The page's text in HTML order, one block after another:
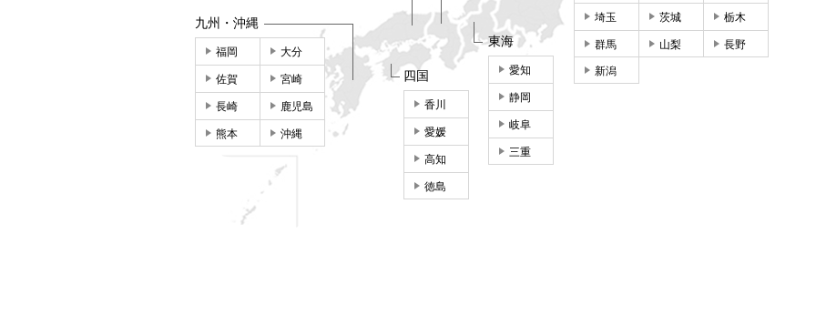
埼玉 茨城 栃木
群馬 山梨 長野
新潟
東海
愛知
静岡
岐阜
三重
四国
香川
愛媛
高知
徳島
九州・沖縄
福岡 大分
佐賀 宮崎
長崎 鹿児島
熊本 沖縄